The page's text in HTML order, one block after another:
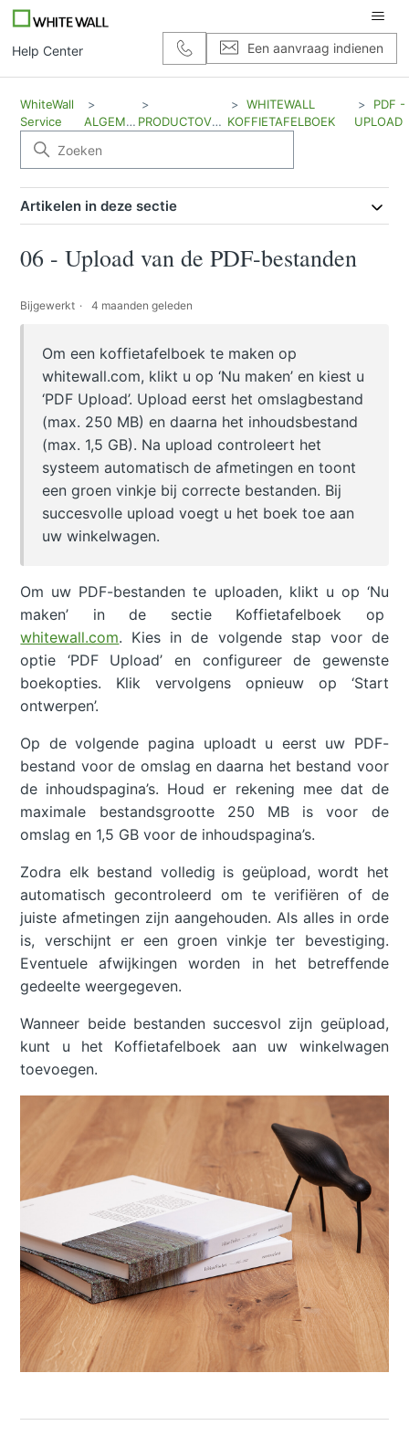
Help Center Een aanvraag indienen
WhiteWall
Service
ALGEMEEN PRODUCTOVERZICHT
WHITEWALL
KOFFIETAFELBOEK
PDF -
UPLOAD
Artikelen in deze sectie
06 - Upload van de PDF-bestanden
Bijgewerkt 4 maanden geleden
Om een koffietafelboek te maken op
whitewall.com, klikt u op ‘Nu maken’ en kiest u
‘PDF Upload’. Upload eerst het omslagbestand
(max. 250 MB) en daarna het inhoudsbestand
(max. 1,5 GB). Na upload controleert het
systeem automatisch de afmetingen en toont
een groen vinkje bij correcte bestanden. Bij
succesvolle upload voegt u het boek toe aan
uw winkelwagen.
Om uw PDF-bestanden te uploaden, klikt u op ‘Nu
maken’ in de sectie Koffietafelboek op
whitewall.com. Kies in de volgende stap voor de
optie ‘PDF Upload’ en configureer de gewenste
boekopties. Klik vervolgens opnieuw op ‘Start
ontwerpen’.
Op de volgende pagina uploadt u eerst uw PDF-
bestand voor de omslag en daarna het bestand voor
de inhoudspagina’s. Houd er rekening mee dat de
maximale bestandsgrootte 250 MB is voor de
omslag en 1,5 GB voor de inhoudspagina’s.
Zodra elk bestand volledig is geüpload, wordt het
automatisch gecontroleerd om te verifiëren of de
juiste afmetingen zijn aangehouden. Als alles in orde
is, verschijnt er een groen vinkje ter bevestiging.
Eventuele afwijkingen worden in het betreffende
gedeelte weergegeven.
Wanneer beide bestanden succesvol zijn geüpload,
kunt u het Koffietafelboek aan uw winkelwagen
toevoegen.